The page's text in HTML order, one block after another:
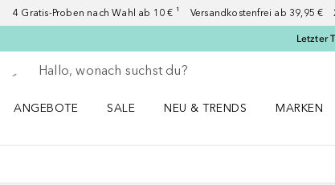
4 Gratis-Proben nach Wahl ab 10 € ¹ Versandkostenfrei ab 39,95 €
Letzter
Gehe zurück
Suche ausführen
ANGEBOTE
SALE
NEU & TRENDS
MARKEN